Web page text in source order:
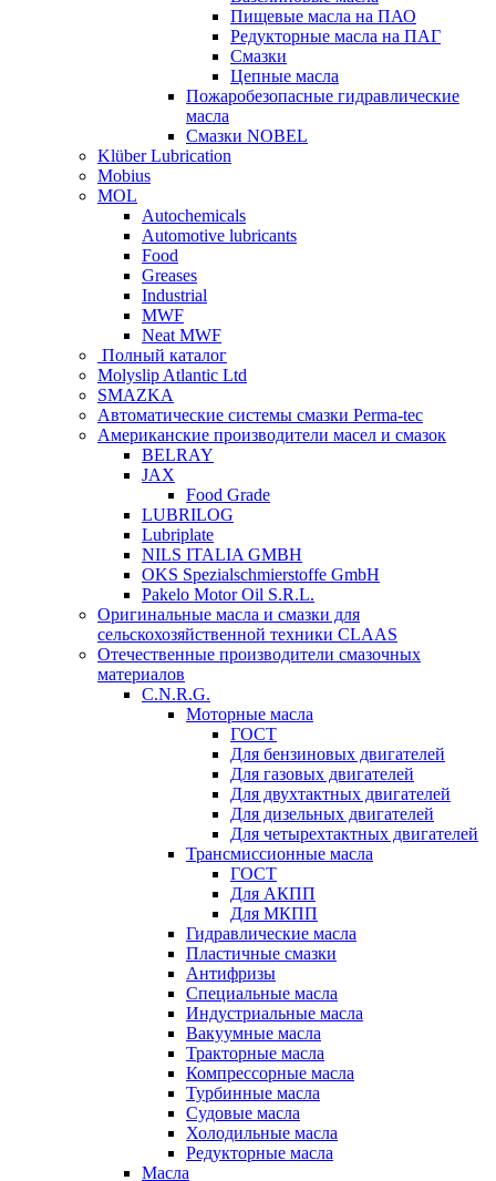
Пищевые масла на ПАО
Редукторные масла на ПАГ
Смазки
Цепные масла
Пожаробезопасные гидравлические
масла
Смазки NOBEL
Klüber Lubrication
Mobius
MOL
Autochemicals
Automotive lubricants
Food
Greases
Industrial
MWF
Neat MWF
Полный каталог
Molyslip Atlantic Ltd
SMAZKA
Автоматические системы смазки Perma-tec
Американские производители масел и смазок
BELRAY
JAX
Food Grade
LUBRILOG
Lubriplate
NILS ITALIA GMBH
OKS Spezialschmierstoffe GmbH
Pakelo Motor Oil S.R.L.
Оригинальные масла и смазки для
сельскохозяйственной техники CLAAS
Отечественные производители смазочных
материалов
C.N.R.G.
Моторные масла
ГОСТ
Для бензиновых двигателей
Для газовых двигателей
Для двухтактных двигателей
Для дизельных двигателей
Для четырехтактных двигателей
Трансмиссионные масла
ГОСТ
Для АКПП
Для МКПП
Гидравлические масла
Пластичные смазки
Антифризы
Специальные масла
Индустриальные масла
Вакуумные масла
Тракторные масла
Компрессорные масла
Турбинные масла
Судовые масла
Холодильные масла
Редукторные масла
Масла